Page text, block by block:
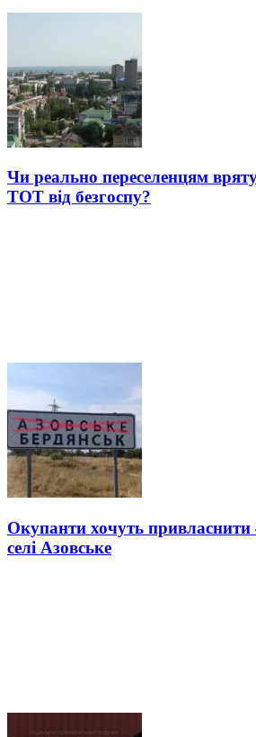
Чи реально переселенцям
ТОТ від безгоспу?
Окупанти хочуть
селі Азовське